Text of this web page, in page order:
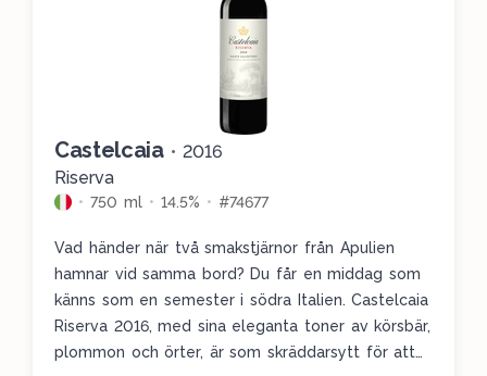
Castelcaia • 2016
Riserva
750 ml 14.5% #74677
Vad händer när två smakstjärnor från Apulien
hamnar vid samma bord? Du får en middag som
känns som en semester i södra Italien. Castelcaia
Riserva 2016, med sina eleganta toner av körsbär,
plommon och örter, är som skräddarsytt för att